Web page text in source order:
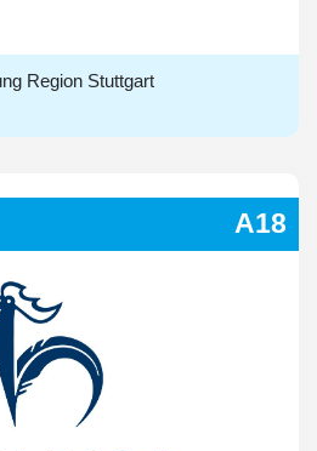
Region Stuttgart
A18
GmbH + Co. KG